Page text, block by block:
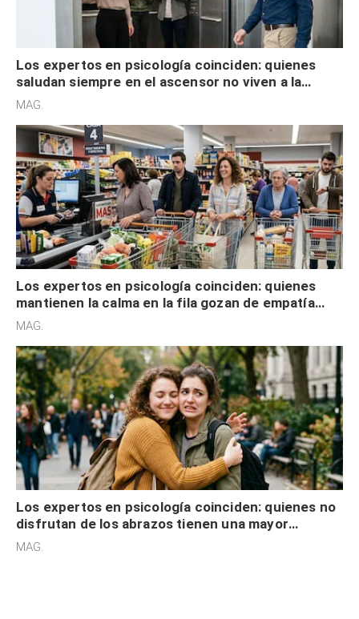
Los expertos en psicología coinciden: quienes
saludan siempre en el ascensor no viven a la
defensiva y tienen apertura social
MAG.
Los expertos en psicología coinciden: quienes
mantienen la calma en la fila gozan de empatía
cognitiva, gratitud y no solo tienen autocontrol
MAG.
Los expertos en psicología coinciden: quienes no
disfrutan de los abrazos tienen una mayor
sensibilidad a los estímulos físicos y no es por
MAG.